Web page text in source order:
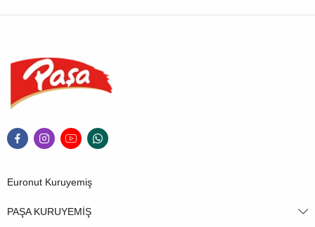
Euronut Kuruyemiş
PAŞA KURUYEMİŞ